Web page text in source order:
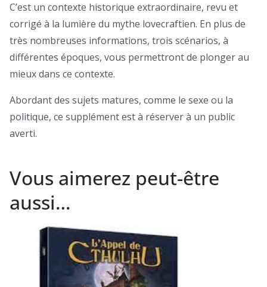
C’est un contexte historique extraordinaire, revu et
corrigé à la lumière du mythe lovecraftien. En plus de
très nombreuses informations, trois scénarios, à
différentes époques, vous permettront de plonger au
mieux dans ce contexte.
Abordant des sujets matures, comme le sexe ou la
politique, ce supplément est à réserver à un public
averti.
Vous aimerez peut-être
aussi…